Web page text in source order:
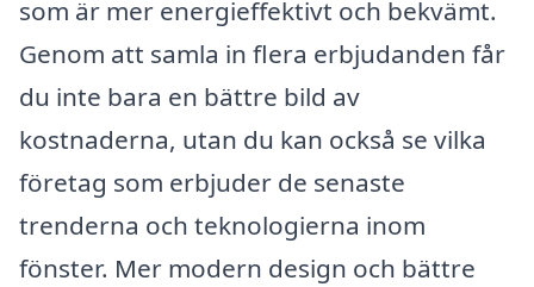
som är mer energieffektivt och bekvämt.
Genom att samla in flera erbjudanden får
du inte bara en bättre bild av
kostnaderna, utan du kan också se vilka
företag som erbjuder de senaste
trenderna och teknologierna inom
fönster. Mer modern design och bättre